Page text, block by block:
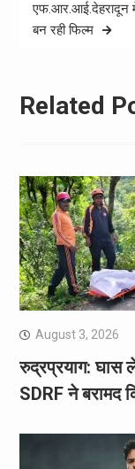
एफ.आर.आई.देहरादून
बन रही फिल्म
Related
August 3, 2026
रुद्रप्रयाग: घास
SDRF ने बरामद